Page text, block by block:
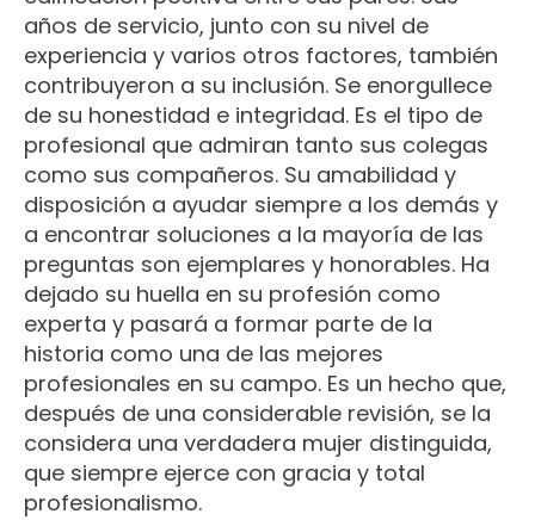
años de servicio, junto con su nivel de
experiencia y varios otros factores, también
contribuyeron a su inclusión. Se enorgullece
de su honestidad e integridad. Es el tipo de
profesional que admiran tanto sus colegas
como sus compañeros. Su amabilidad y
disposición a ayudar siempre a los demás y
a encontrar soluciones a la mayoría de las
preguntas son ejemplares y honorables. Ha
dejado su huella en su profesión como
experta y pasará a formar parte de la
historia como una de las mejores
profesionales en su campo. Es un hecho que,
después de una considerable revisión, se la
considera una verdadera mujer distinguida,
que siempre ejerce con gracia y total
profesionalismo.